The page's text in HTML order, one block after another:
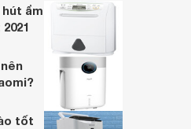
ẩm Xiaomi BHR8121TH
3.949.000 đ
ẩm
tốt